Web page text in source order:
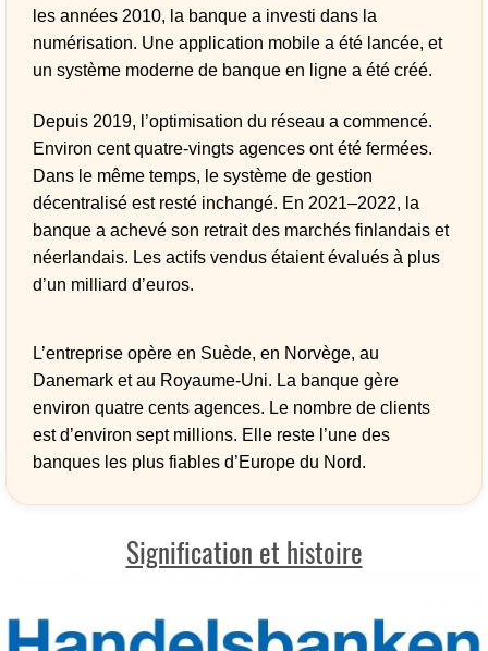
les années 2010, la banque a investi dans la
numérisation. Une application mobile a été lancée, et
un système moderne de banque en ligne a été créé.
Depuis 2019, l’optimisation du réseau a commencé.
Environ cent quatre-vingts agences ont été fermées.
Dans le même temps, le système de gestion
décentralisé est resté inchangé. En 2021–2022, la
banque a achevé son retrait des marchés finlandais et
néerlandais. Les actifs vendus étaient évalués à plus
d’un milliard d’euros.
L’entreprise opère en Suède, en Norvège, au
Danemark et au Royaume-Uni. La banque gère
environ quatre cents agences. Le nombre de clients
est d’environ sept millions. Elle reste l’une des
banques les plus fiables d’Europe du Nord.
Signification et histoire